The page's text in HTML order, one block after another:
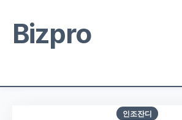
Bizpro
인조잔디